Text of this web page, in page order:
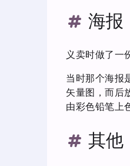
海报
义卖时做了一
当时那个海报
矢量图，而后
由彩色铅笔上
其他